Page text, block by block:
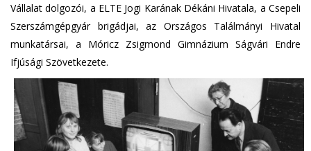
Vállalat dolgozói, a ELTE Jogi Karának Dékáni Hivatala, a Csepeli
Szerszámgépgyár brigádjai, az Országos Találmányi Hivatal
munkatársai, a Móricz Zsigmond Gimnázium Ságvári Endre
Ifjúsági Szövetkezete.